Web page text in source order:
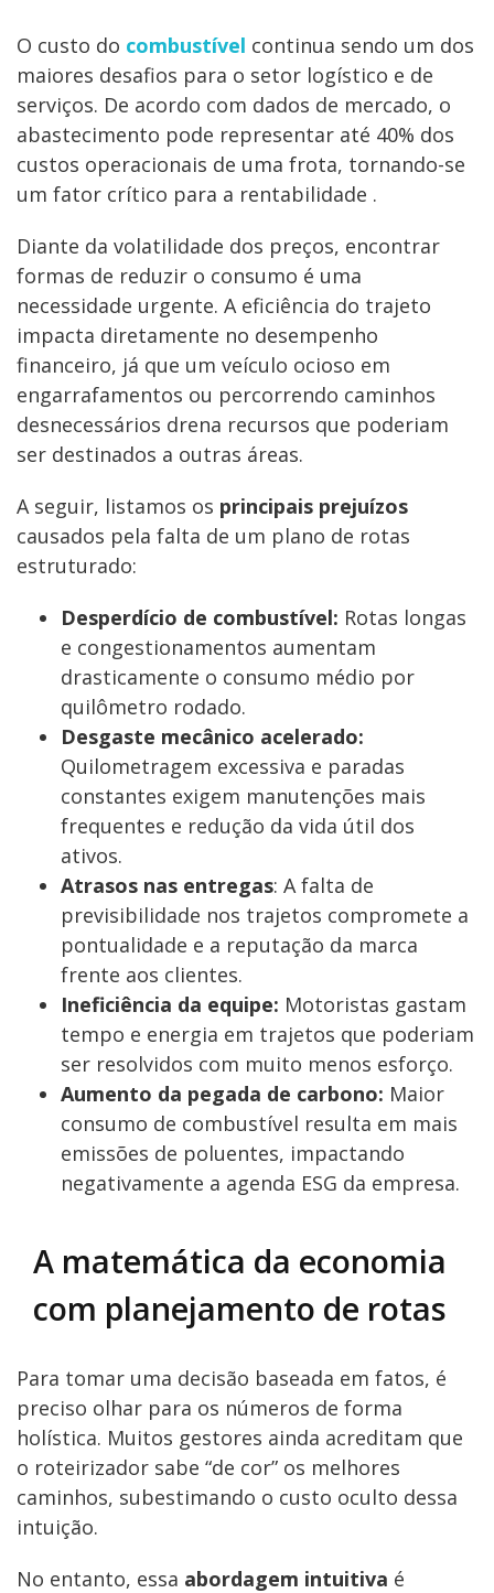
O custo do combustível continua sendo um dos
maiores desafios para o setor logístico e de
serviços. De acordo com dados de mercado, o
abastecimento pode representar até 40% dos
custos operacionais de uma frota, tornando-se
um fator crítico para a rentabilidade .
Diante da volatilidade dos preços, encontrar
formas de reduzir o consumo é uma
necessidade urgente. A eficiência do trajeto
impacta diretamente no desempenho
financeiro, já que um veículo ocioso em
engarrafamentos ou percorrendo caminhos
desnecessários drena recursos que poderiam
ser destinados a outras áreas.
A seguir, listamos os principais prejuízos
causados pela falta de um plano de rotas
estruturado:
Desperdício de combustível: Rotas longas
e congestionamentos aumentam
drasticamente o consumo médio por
quilômetro rodado.
Desgaste mecânico acelerado:
Quilometragem excessiva e paradas
constantes exigem manutenções mais
frequentes e redução da vida útil dos
ativos.
Atrasos nas entregas: A falta de
previsibilidade nos trajetos compromete a
pontualidade e a reputação da marca
frente aos clientes.
Ineficiência da equipe: Motoristas gastam
tempo e energia em trajetos que poderiam
ser resolvidos com muito menos esforço.
Aumento da pegada de carbono: Maior
consumo de combustível resulta em mais
emissões de poluentes, impactando
negativamente a agenda ESG da empresa.
A matemática da economia
com planejamento de rotas
Para tomar uma decisão baseada em fatos, é
preciso olhar para os números de forma
holística. Muitos gestores ainda acreditam que
o roteirizador sabe “de cor” os melhores
caminhos, subestimando o custo oculto dessa
intuição.
No entanto, essa abordagem intuitiva é